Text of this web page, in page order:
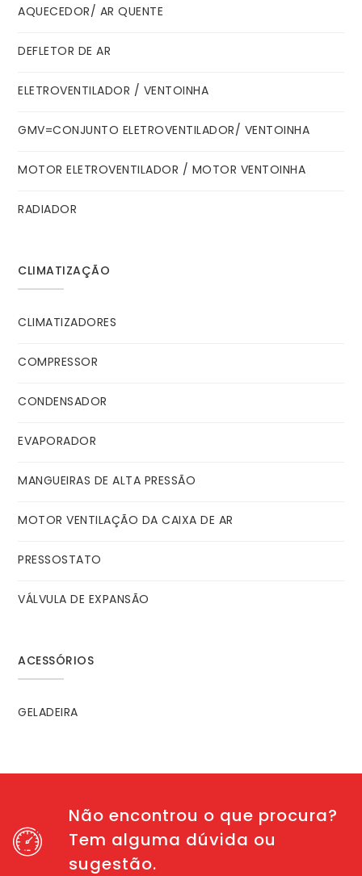
AQUECEDOR/ AR QUENTE
DEFLETOR DE AR
ELETROVENTILADOR / VENTOINHA
GMV=CONJUNTO ELETROVENTILADOR/ VENTOINHA
MOTOR ELETROVENTILADOR / MOTOR VENTOINHA
RADIADOR
CLIMATIZAÇÃO
CLIMATIZADORES
COMPRESSOR
CONDENSADOR
EVAPORADOR
MANGUEIRAS DE ALTA PRESSÃO
MOTOR VENTILAÇÃO DA CAIXA DE AR
PRESSOSTATO
VÁLVULA DE EXPANSÃO
ACESSÓRIOS
GELADEIRA
Não encontrou o que procura?
Tem alguma dúvida ou
sugestão.